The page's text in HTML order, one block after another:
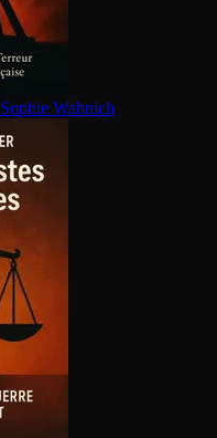
Sophie Wahnich